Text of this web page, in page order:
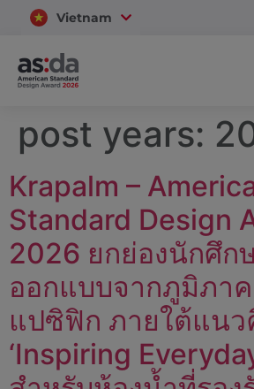
Vietnam
Thailand
post years:
Krapalm –
Standard Design
2026 ยกย่องนักศึก
ออกแบบจากภูมิภาค
แปซิฟิก ภายใต้แนว
‘Inspiring